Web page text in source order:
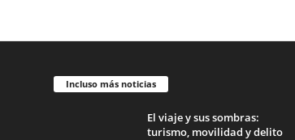
Incluso más noticias
El viaje y sus sombras:
turismo, movilidad y delito